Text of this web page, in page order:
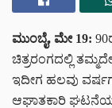
ಮುಂಬೈ, ಮೇ 19:
ಚಿತ್ರರಂಗದಲ್ಲಿ
ಇದೀಗ ಹಲವು
ಆಘಾತಕಾರಿ